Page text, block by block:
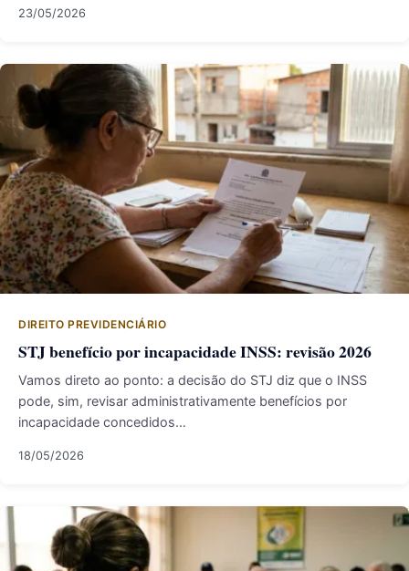
23/05/2026
DIREITO PREVIDENCIÁRIO
STJ benefício por incapacidade INSS: revisão 2026
Vamos direto ao ponto: a decisão do STJ diz que o INSS
pode, sim, revisar administrativamente benefícios por
incapacidade concedidos…
18/05/2026